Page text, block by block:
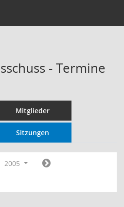
- Termine
Mitglieder
Sitzungen
2005